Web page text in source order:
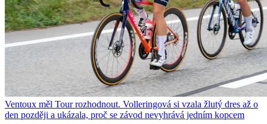
Ventoux měl Tour rozhodnout. Volleringová si vzala žlutý dres až o
den později a ukázala, proč se závod nevyhrává jedním kopcem